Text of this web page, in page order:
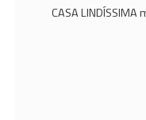
CASA